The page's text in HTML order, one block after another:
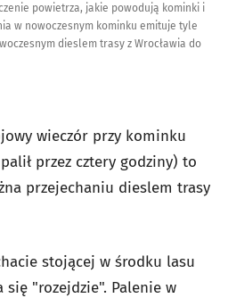
powietrza, jakie powodują kominki i
w nowoczesnym kominku emituje tyle
dieslem trasy z Wrocławia do
wieczór przy kominku
przez cztery godziny) to
przejechaniu dieslem trasy
stojącej w środku lasu
"rozejdzie". Palenie w